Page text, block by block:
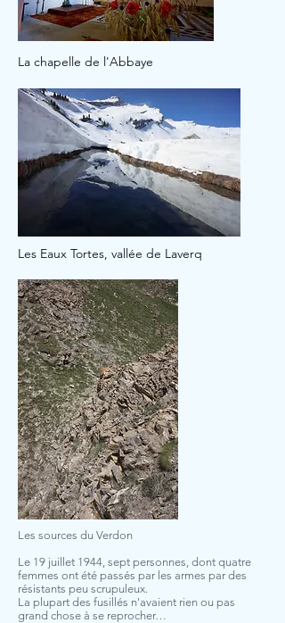
La chapelle de l'Abbaye
Les Eaux Tortes, vallée de Laverq
Les sources du Verdon
Le 19 juillet 1944, sept personnes, dont quatre
femmes ont été passés par les armes par des
résistants peu scrupuleux.
La plupart des fusillés n'avaient rien ou pas
grand chose à se reprocher…